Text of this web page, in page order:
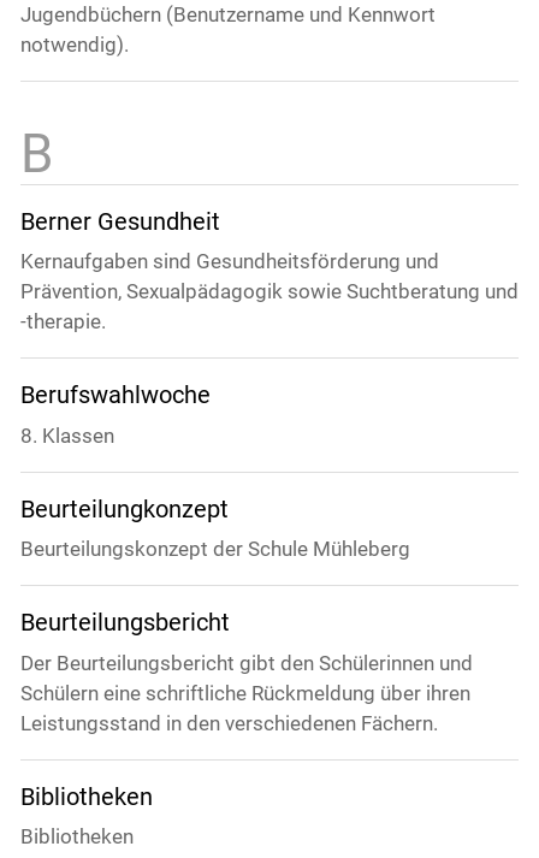
Jugendbüchern (Benutzername und Kennwort
notwendig).
Berner Gesundheit
Kernaufgaben sind Gesundheitsförderung und
Prävention, Sexualpädagogik sowie Suchtberatung und
-therapie.
Berufswahlwoche
8. Klassen
Beurteilungkonzept
Beurteilungskonzept der Schule Mühleberg
Beurteilungsbericht
Der Beurteilungsbericht gibt den Schülerinnen und
Schülern eine schriftliche Rückmeldung über ihren
Leistungsstand in den verschiedenen Fächern.
Bibliotheken
Bibliotheken